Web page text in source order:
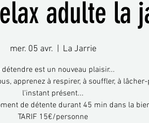
adulte la
mer. 05 avr. La Jarrie
détendre est un nouveau plaisir...
apprenez à respirer, à souffler, à
l'instant présent...
de détente durant 45 min dans la
TARIF 15€/personne